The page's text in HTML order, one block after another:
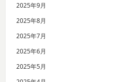
2025年9月
2025年8月
2025年7月
2025年6月
2025年5月